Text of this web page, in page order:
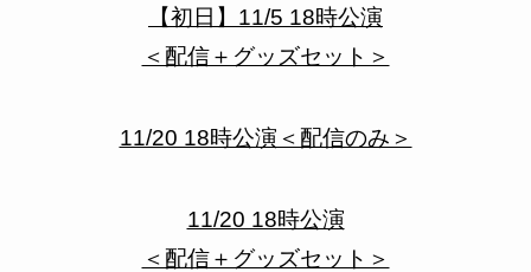
【初日】11/5 18時公演
＜配信＋グッズセット＞
11/20 18時公演＜配信のみ＞
11/20 18時公演
＜配信＋グッズセット＞